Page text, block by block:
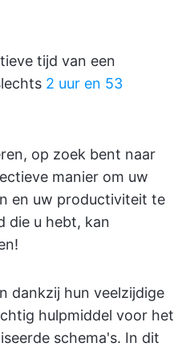
tijd van een
2 uur en 53
op zoek bent naar
manier om uw
en uw productiviteit te
die u hebt, kan
dankzij hun veelzijdige
hulpmiddel voor het
schema's. In dit